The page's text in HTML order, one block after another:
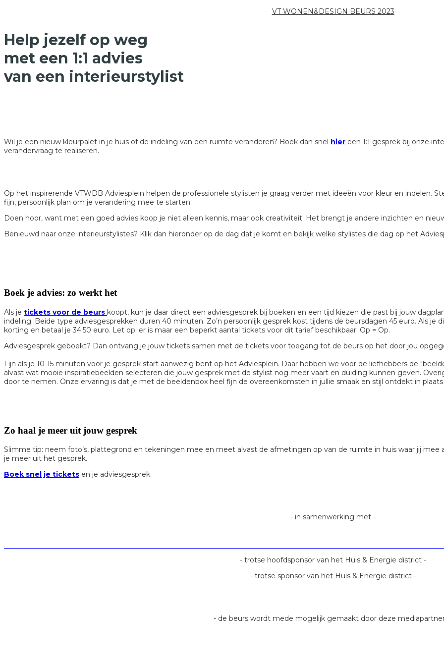
VT WONEN&DESIGN BEURS 2023
Help jezelf op weg
met een 1:1 advies
van een interieurstylist
Wil je een nieuw kleurpalet in je huis of de indeling van een ruimte veranderen? Boek dan snel hier een 1:1 gesprek bij onze
verandervraag te realiseren.
Op het inspirerende VTWDB Adviesplein helpen de professionele stylisten je graag verder met ideeën voor kleur en indelen.
fijn, persoonlijk plan om je verandering mee te starten.
Doen hoor, want met een goed advies koop je niet alleen kennis, maar ook creativiteit. Het brengt je andere inzichten en
Benieuwd naar onze interieurstylistes? Klik dan hieronder op de dag dat je komt en bekijk welke stylistes die dag op het
Boek je advies: zo werkt het
Als je tickets voor de beurs koopt, kun je daar direct een adviesgesprek bij boeken en een tijd kiezen die past bij jouw
indeling. Beide type adviesgesprekken duren 40 minuten. Zo’n persoonlijk gesprek kost tijdens de beursdagen 45 euro. Als
korting en betaal je 34.50 euro. Let op: er is maar een beperkt aantal tickets voor dit tarief beschikbaar. Op = Op.
Adviesgesprek geboekt? Dan ontvang je jouw tickets samen met de tickets voor toegang tot de beurs op het door jou
Fijn als je 10-15 minuten voor je gesprek start aanwezig bent op het Adviesplein. Daar hebben we voor de liefhebbers de
alvast wat mooie inspiratiebeelden selecteren die jouw gesprek met de stylist nog meer vaart en duiding kunnen geven.
door te nemen. Onze ervaring is dat je met de beeldenbox heel fijn de overeenkomsten in jullie smaak en stijl ontdekt in plaats
Zo haal je meer uit jouw gesprek
Slimme tip: neem foto’s, plattegrond en tekeningen mee en meet alvast de afmetingen op van de ruimte in huis waar jij mee
je meer uit het gesprek.
Boek snel je tickets en je adviesgesprek.
- in samenwerking met -
- trotse hoofdsponsor van het Huis & Energie district -
- trotse sponsor van het Huis & Energie district -
- de beurs wordt mede mogelijk gemaakt door deze